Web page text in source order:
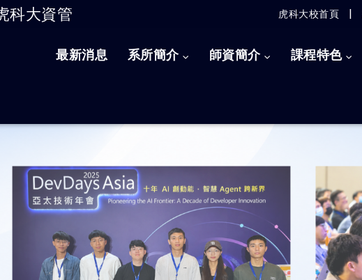
科大資管 虎科大校首頁 |
跳到主要內容
最新消息 系所簡介 師資簡介 課程特色